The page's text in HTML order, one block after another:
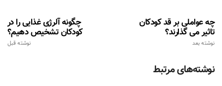
چگونه آلرژی غذایی را در
کودکان تشخیص دهیم؟
نوشته قبل
چه عواملی بر قد کودکان
تاثیر می گذارند؟
نوشته بعد
نوشته‌های مرتبط